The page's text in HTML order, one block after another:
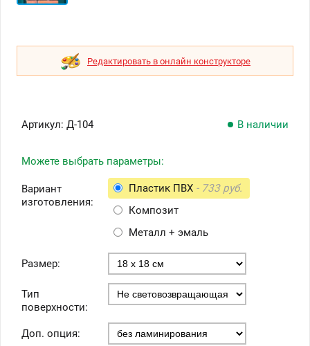
Редактировать в онлайн конструкторе
Артикул: Д-104 В наличии
Можете выбрать параметры:
Вариант
изготовления:
Пластик ПВХ - 733 руб.
Композит
Металл + эмаль
Размер:
Тип
поверхности:
Доп. опция: